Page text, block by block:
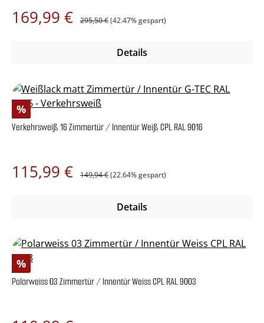
Verkaufspreis:
169,99 €
295,50 €(42.47% gespart)
Details
Rabatt
%
Verkehrsweiß 16 Zimmertür / Innentür Weiß CPL RAL 9016
Verkaufspreis:
115,99 €
149,94 €(22.64% gespart)
Details
Rabatt
%
Polarweiss 03 Zimmertür / Innentür Weiss CPL RAL 9003